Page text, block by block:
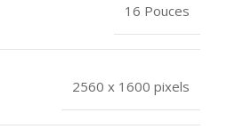
16 Pouces
2560 x 1600 pixels